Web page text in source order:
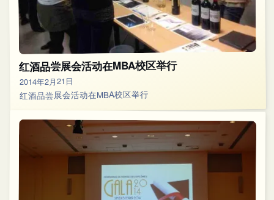
红酒品尝展会活动在MBA校区举行
2014年2月21日
红酒品尝展会活动在MBA校区举行